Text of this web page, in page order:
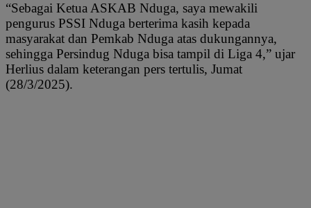
“Sebagai Ketua ASKAB Nduga, saya mewakili
pengurus PSSI Nduga berterima kasih kepada
masyarakat dan Pemkab Nduga atas dukungannya,
sehingga Persindug Nduga bisa tampil di Liga 4,” ujar
Herlius dalam keterangan pers tertulis, Jumat
(28/3/2025).